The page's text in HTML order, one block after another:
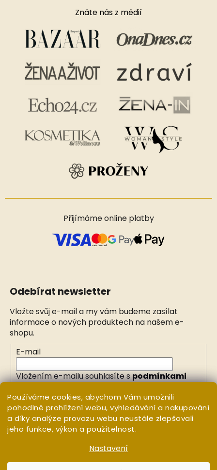
Používáme cookies, abychom Vám umožnili
pohodlné prohlížení webu, vyhledávání a nakupování
a díky analýze provozu webu neustále zlepšovali
jeho funkce, výkon a použitelnost.
Nastavení
Znáte nás z médií
Přijímáme online platby
Odebírat newsletter
Vložte svůj e-mail a my vám budeme zasílat
informace o nových produktech na našem e-
shopu.
E-mail
Vložením e-mailu souhlasíte spodmínkami
PŘIHLÁSIT SE
Vytvořil Shoptet